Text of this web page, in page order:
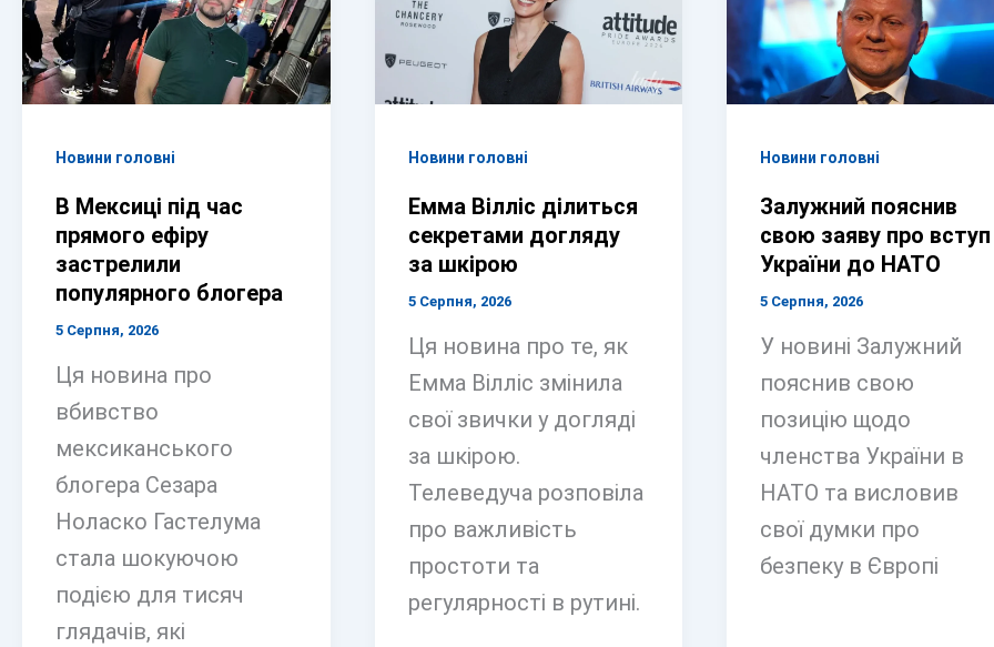
Новини головні
В Мексиці під час
прямого ефіру
застрелили
популярного блогера
5 Серпня, 2026
Ця новина про
вбивство
мексиканського
блогера Сезара
Ноласко Гастелума
стала шокуючою
подією для тисяч
глядачів, які
Новини головні
Емма Вілліс ділиться
секретами догляду
за шкірою
5 Серпня, 2026
Ця новина про те, як
Емма Вілліс змінила
свої звички у догляді
за шкірою.
Телеведуча розповіла
про важливість
простоти та
регулярності в рутині.
Новини головні
Залужний пояснив
свою заяву про вступ
України до НАТО
5 Серпня, 2026
У новині Залужний
пояснив свою
позицію щодо
членства України в
НАТО та висловив
свої думки про
безпеку в Європі